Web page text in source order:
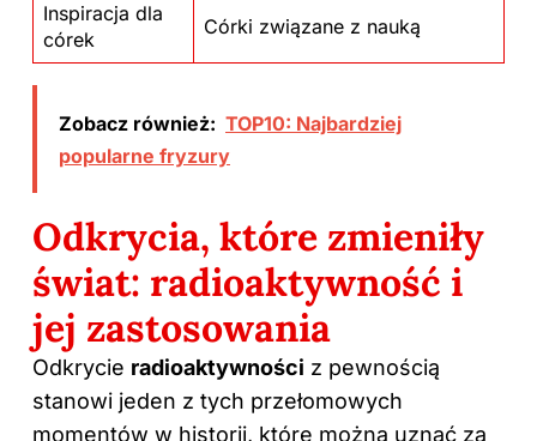
Inspiracja dla
córek
Córki związane z nauką
Zobacz również: TOP10: Najbardziej
popularne fryzury
Odkrycia, które zmieniły
świat: radioaktywność i
jej zastosowania
Odkrycie radioaktywności z pewnością
stanowi jeden z tych przełomowych
momentów w historii, które można uznać za